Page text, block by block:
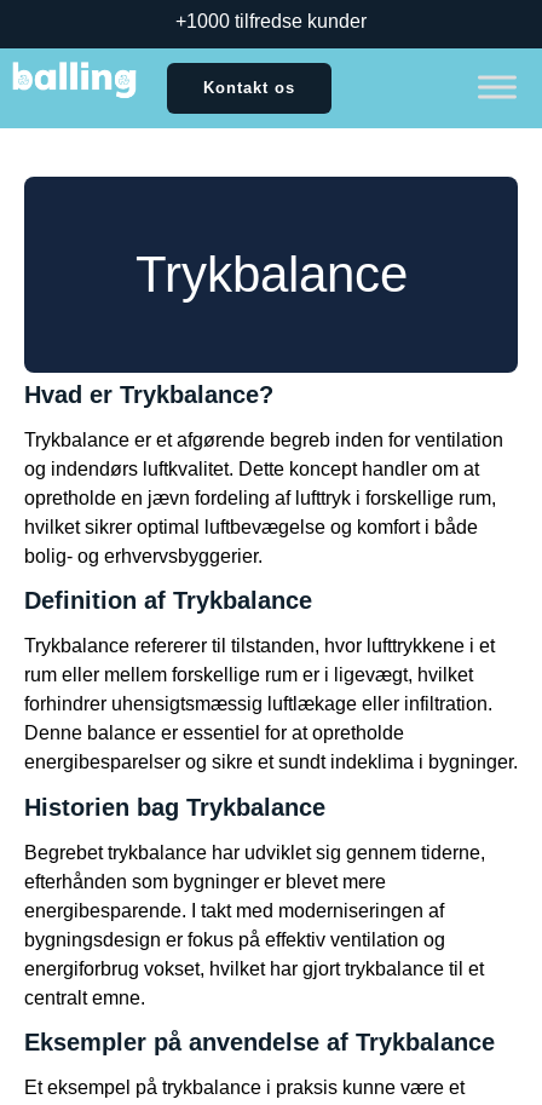
+1000 tilfredse kunder
Kontakt os
Trykbalance
Hvad er Trykbalance?
Trykbalance er et afgørende begreb inden for ventilation
og indendørs luftkvalitet. Dette koncept handler om at
opretholde en jævn fordeling af lufttryk i forskellige rum,
hvilket sikrer optimal luftbevægelse og komfort i både
bolig- og erhvervsbyggerier.
Definition af Trykbalance
Trykbalance refererer til tilstanden, hvor lufttrykkene i et
rum eller mellem forskellige rum er i ligevægt, hvilket
forhindrer uhensigtsmæssig luftlækage eller infiltration.
Denne balance er essentiel for at opretholde
energibesparelser og sikre et sundt indeklima i bygninger.
Historien bag Trykbalance
Begrebet trykbalance har udviklet sig gennem tiderne,
efterhånden som bygninger er blevet mere
energibesparende. I takt med moderniseringen af
bygningsdesign er fokus på effektiv ventilation og
energiforbrug vokset, hvilket har gjort trykbalance til et
centralt emne.
Eksempler på anvendelse af Trykbalance
Et eksempel på trykbalance i praksis kunne være et